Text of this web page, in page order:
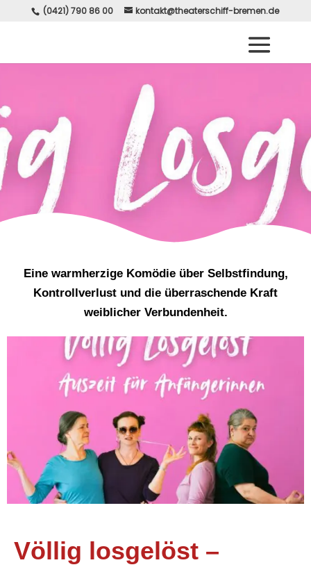
(0421) 790 86 00 kontakt@theaterschiff-bremen.de
Eine warmherzige Komödie über Selbstfindung,
Kontrollverlust und die überraschende Kraft
weiblicher Verbundenheit.
Völlig losgelöst –